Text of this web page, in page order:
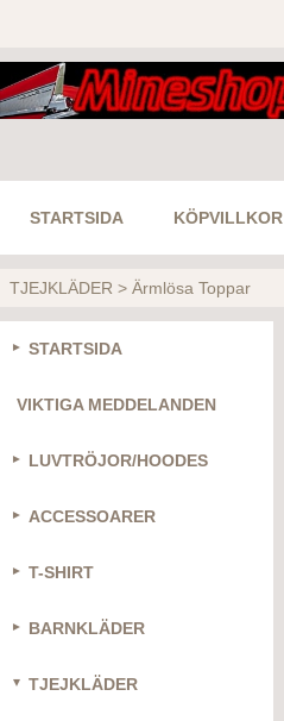
STARTSIDA KÖPVILLKOR
TJEJKLÄDER > Ärmlösa Toppar
STARTSIDA
VIKTIGA MEDDELANDEN
LUVTRÖJOR/HOODES
ACCESSOARER
T-SHIRT
BARNKLÄDER
TJEJKLÄDER